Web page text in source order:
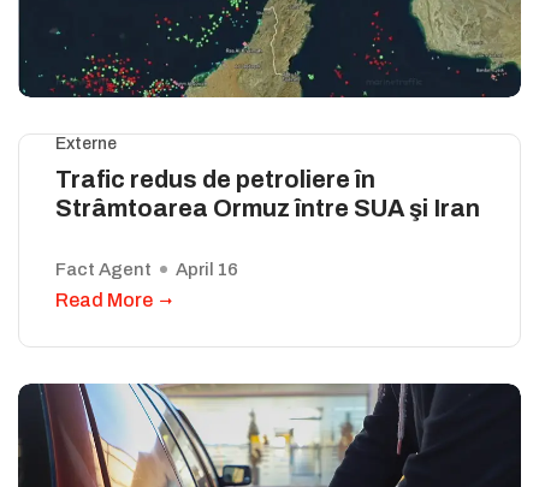
Externe
Trafic redus de petroliere în
Strâmtoarea Ormuz între SUA şi Iran
Fact Agent April 16
Read More